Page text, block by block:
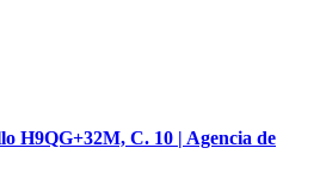
H9QG+32M, C. 10 | Agencia de